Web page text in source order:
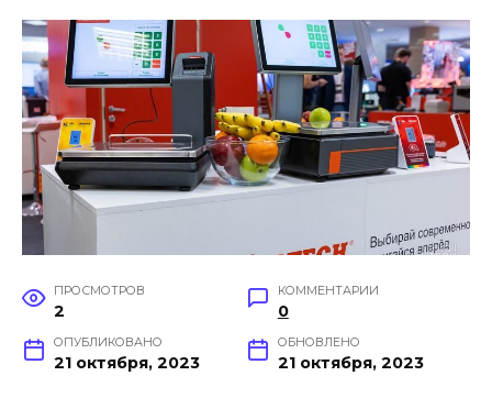
ПРОСМОТРОВ
2
КОММЕНТАРИИ
0
ОПУБЛИКОВАНО
21 октября, 2023
ОБНОВЛЕНО
21 октября, 2023